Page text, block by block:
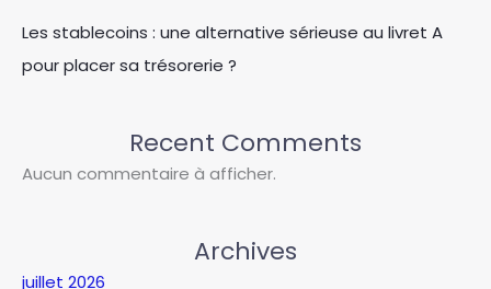
Les stablecoins : une alternative sérieuse au livret A
pour placer sa trésorerie ?
Recent Comments
Aucun commentaire à afficher.
Archives
juillet 2026